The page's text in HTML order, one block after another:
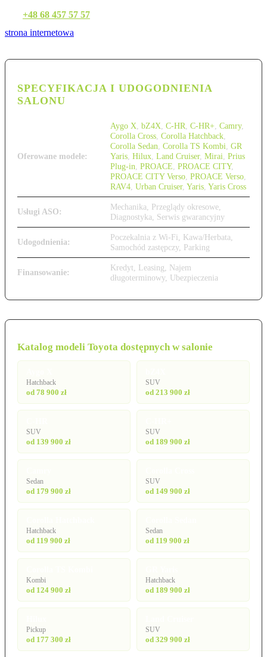
+48 68 457 57 57
strona internetowa
SPECYFIKACJA I UDOGODNIENIA
SALONU
Oferowane modele:
Aygo X bZ4X C-HR C-HR+ Camry,
Corolla Cross Corolla Hatchback
Corolla Sedan Corolla TS Kombi GR
Yaris Hilux Land Cruiser, Mirai Prius
Plug-in PROACE PROACE CITY,
PROACE CITY Verso PROACE Verso
RAV4 Urban Cruiser, Yaris Yaris Cross
Usługi ASO:
Mechanika, Przeglądy okresowe,
Diagnostyka, Serwis gwarancyjny
Udogodnienia:
Poczekalnia z Wi-Fi, Kawa/Herbata,
Samochód zastępczy, Parking
Finansowanie:
Kredyt, Leasing, Najem
długoterminowy, Ubezpieczenia
Katalog modeli Toyota dostępnych w salonie
Hatchback
od 78 900 zł
SUV
od 213 900 zł
SUV
od 139 900 zł
SUV
od 189 900 zł
Sedan
od 179 900 zł
SUV
od 149 900 zł
Hatchback
od 119 900 zł
Sedan
od 119 900 zł
Kombi
od 124 900 zł
Hatchback
od 189 900 zł
Pickup
od 177 300 zł
SUV
od 329 900 zł